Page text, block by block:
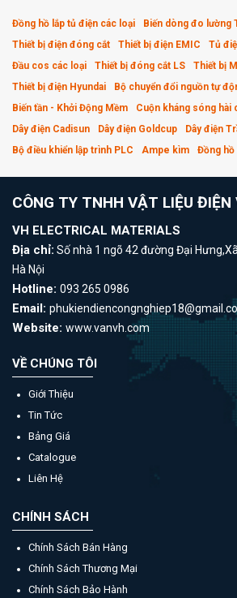
Đồng hồ lắp tủ điện các loại
Biến dòng đo lường
Thiết bị điện đóng cắt
Thiết bị điện EMIC
Tủ
Đầu cos các loại
Thiết bị đóng cắt LS
Thiết bị
Thiết bị điện Hyundai
Bộ chuyển đổi nguồn tự
Biến tần - Khởi Động Mềm
Cuộn kháng sóng hài
Dây điện Cadisun
Dây điện Goldcup Dây điện
Bộ điều khiển lập trình PLC
Ampe kìm Đồng hồ
CÔNG TY TNHH VẬT LIỆU ĐIỆN
VH ELECTRICAL MATERIALS
Địa chỉ: Số nhà 1 ngõ 42 đường Đại
Hà Nội
Hotline: 093 265 0986
Email:
Website: www.vanvh.com
VỀ CHÚNG TÔI
Giới Thiệu
Tin Tức
Bảng Giá
Catalogue
Liên Hệ
CHÍNH SÁCH
Chính Sách Bán Hàng
Chính Sách Thương Mại
Chính Sách Bảo Hành